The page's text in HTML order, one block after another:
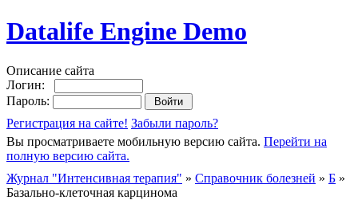
Datalife Engine Demo
Описание сайта
Логин:
Пароль:
Регистрация на сайте! Забыли пароль?
Вы просматриваете мобильную версию сайта. Перейти на
полную версию сайта.
Журнал "Интенсивная терапия" » Справочник болезней » Б »
Базально-клеточная карцинома